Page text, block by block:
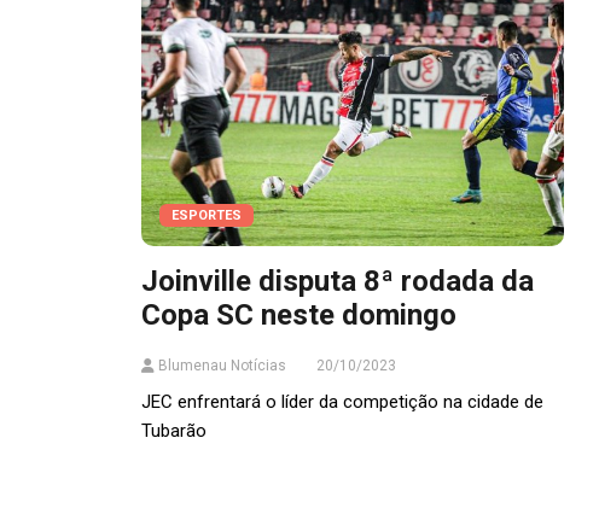
ESPORTES
Joinville disputa 8ª rodada da
Copa SC neste domingo
Blumenau Notícias 20/10/2023
JEC enfrentará o líder da competição na cidade de
Tubarão